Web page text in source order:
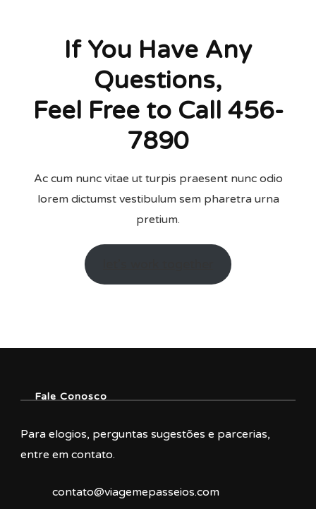
If You Have Any
Questions,
Feel Free to Call 456-
7890
Ac cum nunc vitae ut turpis praesent nunc odio
lorem dictumst vestibulum sem pharetra urna
pretium.
Fale Conosco
Para elogios, perguntas sugestões e parcerias,
entre em contato.
contato@viagemepasseios.com